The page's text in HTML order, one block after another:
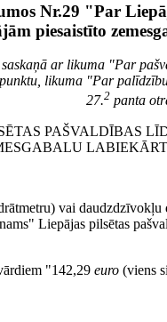
Nr.29 "Par
piesaistīto
ar likuma "Par
likuma "Par
27.2 panta
PAŠVALDĪBAS
vai daudzdzīvokļu
Liepājas pilsētas
"142,29 euro (viens